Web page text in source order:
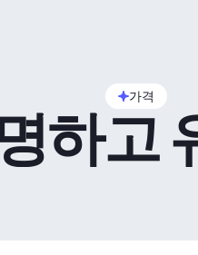
가격
하고